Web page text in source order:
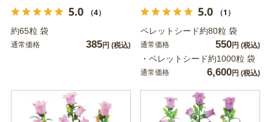
5.0 （4）
約65粒 袋
通常価格 385円 (税込)
5.0 （1）
ペレットシード約80粒 袋
通常価格 550円 (税込)
・ペレットシード約1000粒 袋
通常価格 6,600円 (税込)